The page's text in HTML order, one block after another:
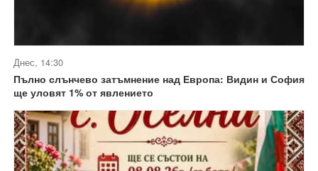
Днес, 14:30
Пълно слънчево затъмнение над Европа: Видин и София
ще уловят 1% от явлението